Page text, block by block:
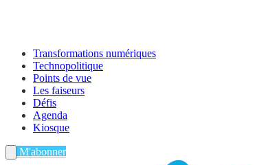
Transformations numériques
Technopolitique
Points de vue
Les faiseurs
Défis
Agenda
Kiosque
M'abonner